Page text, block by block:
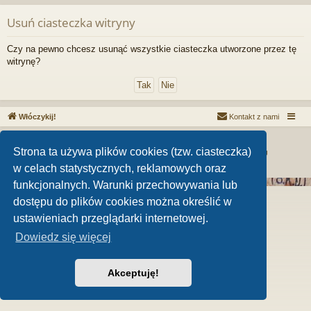
Strona ta używa plików cookies (tzw. ciasteczka)
w celach statystycznych, reklamowych oraz
funkcjonalnych. Warunki przechowywania lub
dostępu do plików cookies można określić w
ustawieniach przeglądarki internetowej.
Dowiedz się więcej
Akceptuję!
Usuń ciasteczka witryny
Czy na pewno chcesz usunąć wszystkie ciasteczka utworzone przez tę
witrynę?
Włóczykij! Kontakt z nami
MenSpace - kosmetyki dla mężczyzn|AltexCargo - We keep it moving
Zasady ochrony danych osobowych
|